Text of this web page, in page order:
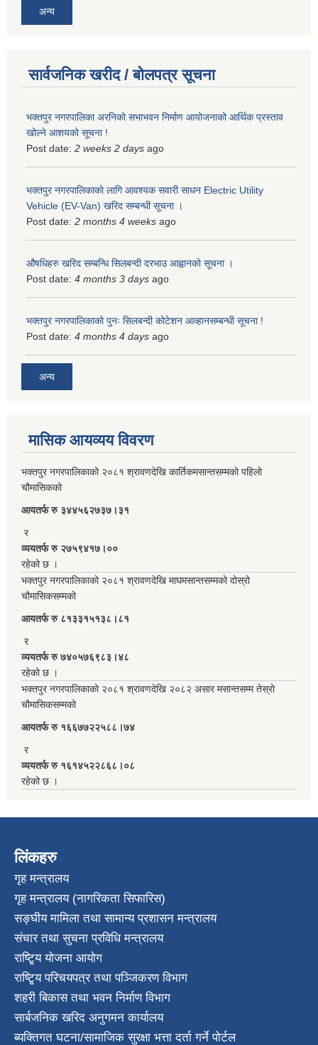
अन्य
सार्वजनिक खरीद / बोलपत्र सूचना
भक्तपुर नगरपालिका अरनिको सभाभवन निर्माण आयोजनाको आर्थिक प्रस्ताव
खोल्ने आशयको सूचना !
Post date: 2 weeks 2 days ago
भक्तपुर नगरपालिकाकाे लागि आवश्यक सवारी साधन Electric Utility
Vehicle (EV-Van) खरिद सम्बन्धी सूचना ।
Post date: 2 months 4 weeks ago
औषधिहरु खरिद सम्बन्धि सिलबन्दी दरभाउ आह्वानको सूचना ।
Post date: 4 months 3 days ago
भक्तपुर नगरपालिकाको पुनः सिलबन्दी कोटेशन आव्हानसम्बन्धी सूचना !
Post date: 4 months 4 days ago
अन्य
मासिक आयव्यय विवरण
भक्तपुर नगरपालिकाको २०८१ श्रावणदेखि कार्तिकमसान्तसम्मको पहिलो
चौमासिकको
आयतर्फ रु‌ ३४४५६२७३७।३१
र
व्ययतर्फ रु २७५९४१७।००
रहेको छ ।
भक्तपुर नगरपालिकाको २०८१ श्रावणदेखि माघमसान्तसम्मको दोस्रो
चौमासिकसम्मको
आयतर्फ रु‌ ८१३३१५१३८।८१
र
व्ययतर्फ रु ७४०५७६९८३।४८
रहेको छ ।
भक्तपुर नगरपालिकाको २०८१ श्रावणदेखि २०८२ असार मसान्तसम्म तेस्रो
चौमासिकसम्मको
आयतर्फ रु‌ १६६७७२२५८८।७४
र
व्ययतर्फ रु १६१४५२२८६८।०८
रहेको छ ।
लिंकहरु
गृह मन्त्रालय
गृह मन्त्रालय (नागरिकता सिफारिस)
सङ्घीय मामिला तथा सामान्य प्रशासन मन्त्रालय
संचार तथा सुचना प्रविधि मन्त्रालय
राष्टि्ृय योजना आयोग
राष्टि्ृय परिचयपत्र तथा पञ्जिकरण विभाग
शहरी बिकास तथा भवन निर्माण विभाग
सार्बजनिक खरिद अनुगमन कार्यालय
ब्यक्तिगत घटना/सामाजिक सुरक्षा भत्ता दर्ता गर्ने पोर्टल